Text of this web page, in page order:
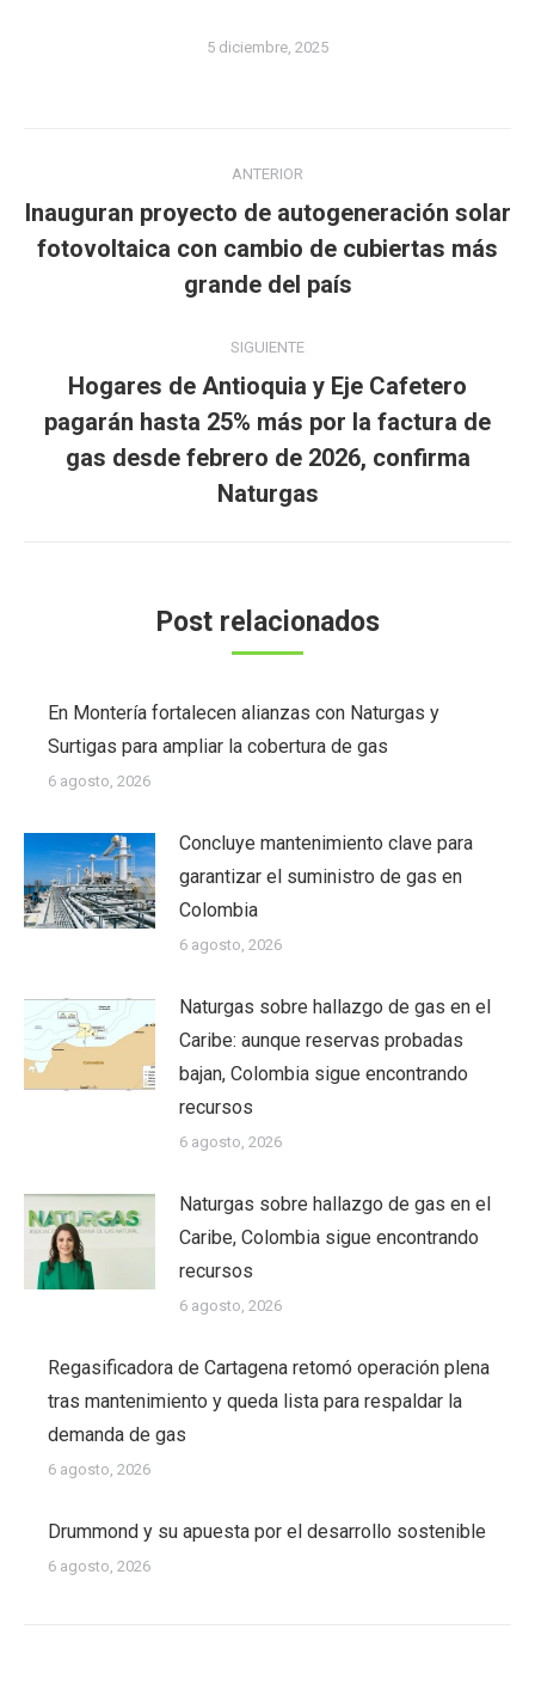
5 diciembre, 2025
entre
publicaciones
ANTERIOR
Publicación
anterior:
Inauguran proyecto de autogeneración solar
fotovoltaica con cambio de cubiertas más
grande del país
SIGUIENTE
Publicación
siguiente:
Hogares de Antioquia y Eje Cafetero
pagarán hasta 25% más por la factura de
gas desde febrero de 2026, confirma
Naturgas
Post relacionados
En Montería fortalecen alianzas con Naturgas y
Surtigas para ampliar la cobertura de gas
6 agosto, 2026
Concluye mantenimiento clave para
garantizar el suministro de gas en
Colombia
6 agosto, 2026
Naturgas sobre hallazgo de gas en el
Caribe: aunque reservas probadas
bajan, Colombia sigue encontrando
recursos
6 agosto, 2026
Naturgas sobre hallazgo de gas en el
Caribe, Colombia sigue encontrando
recursos
6 agosto, 2026
Regasificadora de Cartagena retomó operación plena
tras mantenimiento y queda lista para respaldar la
demanda de gas
6 agosto, 2026
Drummond y su apuesta por el desarrollo sostenible
6 agosto, 2026